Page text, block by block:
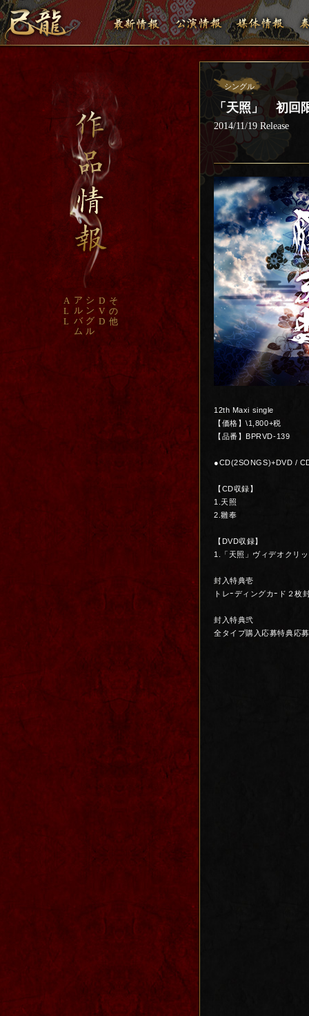
A
L
L
ア
ル
バ
ム
シ
ン
グ
ル
D
V
D
そ
の
他
シングル
「天照」 初回
2014/11/19 Release
12th Maxi single
【価格】\1,800+税
【品番】BPRVD-139
●CD(2SONGS)+DVD /
【CD収録】
1.天照
2.雛奉
【DVD収録】
1.「天照」ヴィデオクリ
封入特典壱
トレｰディングカｰド２枚
封入特典弐
全タイプ購入応募特典応